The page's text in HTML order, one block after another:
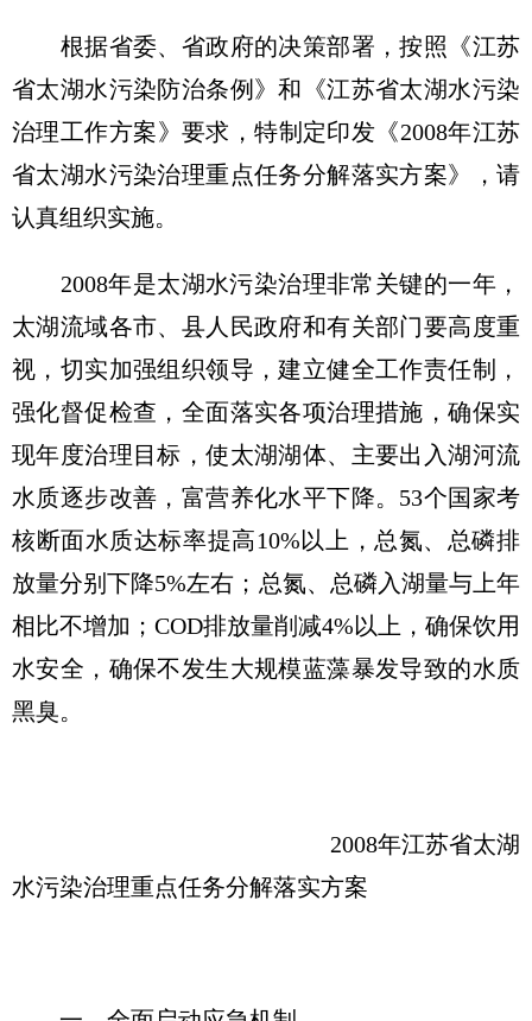
根据省委、省政府的决策部署，按照《江苏
省太湖水污染防治条例》和《江苏省太湖水污染
治理工作方案》要求，特制定印发《2008年江苏
省太湖水污染治理重点任务分解落实方案》，请
认真组织实施。
2008年是太湖水污染治理非常关键的一年，
太湖流域各市、县人民政府和有关部门要高度重
视，切实加强组织领导，建立健全工作责任制，
强化督促检查，全面落实各项治理措施，确保实
现年度治理目标，使太湖湖体、主要出入湖河流
水质逐步改善，富营养化水平下降。53个国家考
核断面水质达标率提高10%以上，总氮、总磷排
放量分别下降5%左右；总氮、总磷入湖量与上年
相比不增加；COD排放量削减4%以上，确保饮用
水安全，确保不发生大规模蓝藻暴发导致的水质
黑臭。
2008年江苏省太湖
水污染治理重点任务分解落实方案